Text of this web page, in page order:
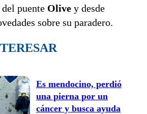
puente Olive y desde
sobre su paradero.
Es mendocino, perdió
una pierna por un
cáncer y busca ayuda